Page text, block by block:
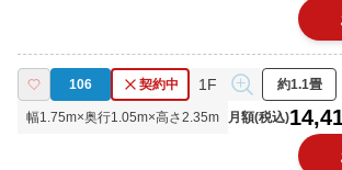
106 契約中 1F 約1.1畳
幅1.75m×奥行1.05m×高さ2.35m 月額(税込)